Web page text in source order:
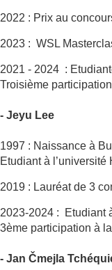
2022 : Prix au
2023 : WSL
2021 - 2024 :
Troisième
- Jeyu Lee
1997 : Naissance à
Etudiant à l’université
2019 : Lauréat de 3
2023-2024 : Etudiant
3ème participation à
- Jan Čmejla